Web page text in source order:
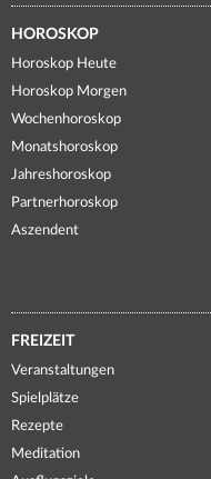
HOROSKOP
Horoskop Heute
Horoskop Morgen
Wochenhoroskop
Monatshoroskop
Jahreshoroskop
Partnerhoroskop
Aszendent
FREIZEIT
Veranstaltungen
Spielplätze
Rezepte
Meditation